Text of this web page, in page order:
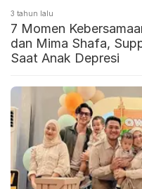
3 tahun lalu
7 Momen
dan Mima Shafa,
Saat Anak Depresi